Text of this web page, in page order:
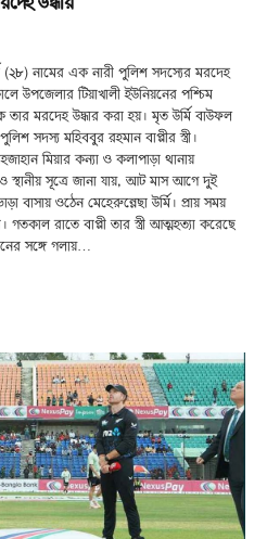
(২৮) নামের এক নারী পুলিশ সদস্যের মরদেহ
উপজেলার টিয়াখালী ইউনিয়নের পশ্চিম
তার মরদেহ উদ্ধার করা হয়। মৃত উর্মি বাউফল
সদস্য মহিববুর রহমান বাপ্পীর স্ত্রী।
মিয়ার কন্যা ও কলাপাড়া থানায়
সূত্রে জানা যায়, আট মাস আগে দুই
বাসায় ওঠেন মেহেরুন্নেছা উর্মি। প্রায় সময়
গতকাল রাতে বাপ্পী তার স্ত্রী আত্মহত্যা করেছে
সঙ্গে গলায়…